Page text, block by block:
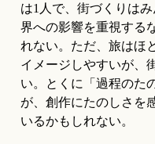
は1人で、街づくりは
界への影響を重視する
れない。ただ、旅はほ
イメージしやすいが、
い。とくに「過程のた
が、創作にたのしさを
いるかもしれない。